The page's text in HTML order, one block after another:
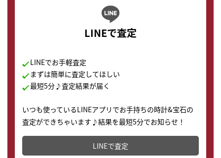
LINEで査定
LINEでお手軽査定
まずは簡単に査定してほしい
最短5分♪査定結果が届く
いつも使っているLINEアプリでお手持ちの時計&宝石の
査定ができちゃいます♪結果を最短5分でお知らせ！
どこからでもすぐに査定金額を知ることが出来ます。
LINEで査定